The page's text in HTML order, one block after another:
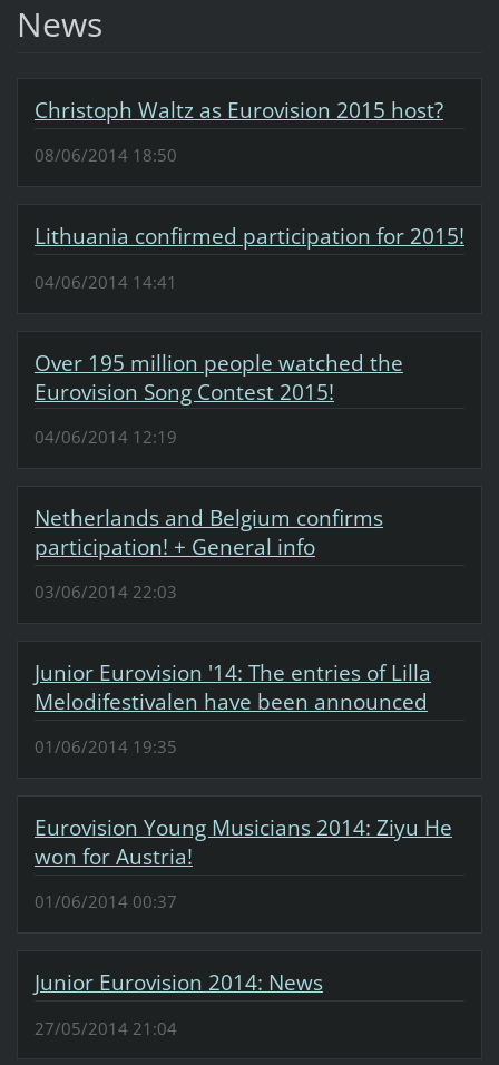
News
Christoph Waltz as Eurovision 2015 host?
08/06/2014 18:50
Lithuania confirmed participation for 2015!
04/06/2014 14:41
Over 195 million people watched the
Eurovision Song Contest 2015!
04/06/2014 12:19
Netherlands and Belgium confirms
participation! + General info
03/06/2014 22:03
Junior Eurovision '14: The entries of Lilla
Melodifestivalen have been announced
01/06/2014 19:35
Eurovision Young Musicians 2014: Ziyu He
won for Austria!
01/06/2014 00:37
Junior Eurovision 2014: News
27/05/2014 21:04